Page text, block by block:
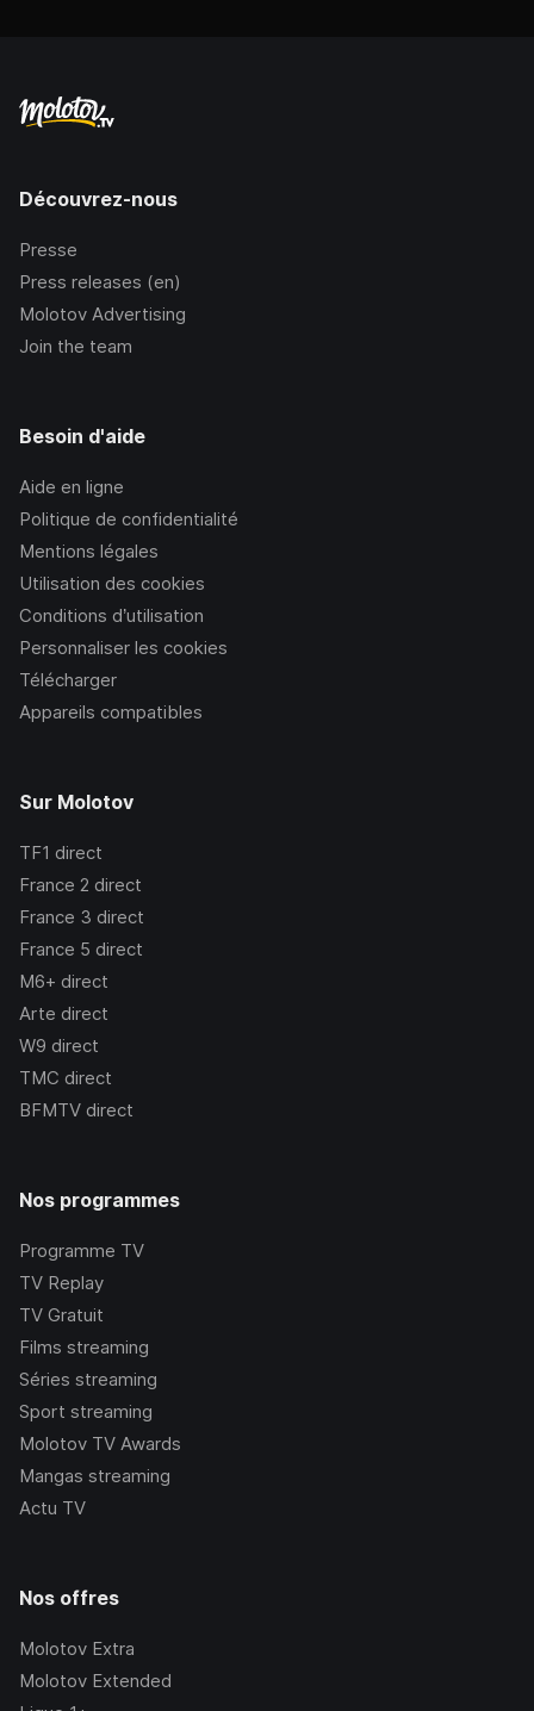
Découvrez-nous
Presse
Press releases (en)
Molotov Advertising
Join the team
Besoin d'aide
Aide en ligne
Politique de confidentialité
Mentions légales
Utilisation des cookies
Conditions d’utilisation
Personnaliser les cookies
Télécharger
Appareils compatibles
Sur Molotov
TF1 direct
France 2 direct
France 3 direct
France 5 direct
M6+ direct
Arte direct
W9 direct
TMC direct
BFMTV direct
Nos programmes
Programme TV
TV Replay
TV Gratuit
Films streaming
Séries streaming
Sport streaming
Molotov TV Awards
Mangas streaming
Actu TV
Nos offres
Molotov Extra
Molotov Extended